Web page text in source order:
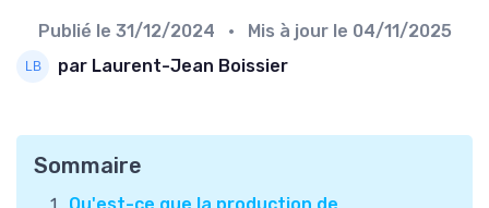
Publié le 31/12/2024 • Mis à jour le 04/11/2025
par Laurent-Jean Boissier
Sommaire